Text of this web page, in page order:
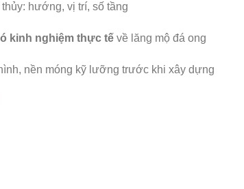
hướng, vị trí, số tầng
kinh nghiệm thực tếvề lăng mộ đá ong
nền móng kỹ lưỡng trước khi xây dựng